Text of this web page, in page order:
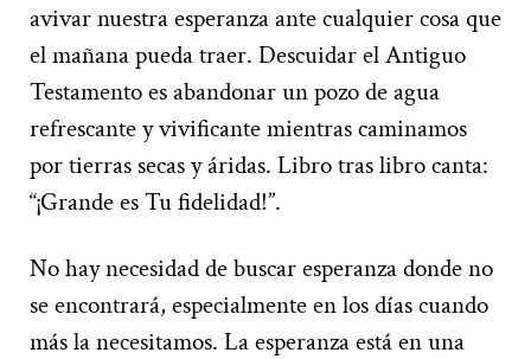
avivar nuestra esperanza ante cualquier cosa que
el mañana pueda traer. Descuidar el Antiguo
Testamento es abandonar un pozo de agua
refrescante y vivificante mientras caminamos
por tierras secas y áridas. Libro tras libro canta:
“¡Grande es Tu fidelidad!”.
No hay necesidad de buscar esperanza donde no
se encontrará, especialmente en los días cuando
más la necesitamos. La esperanza está en una